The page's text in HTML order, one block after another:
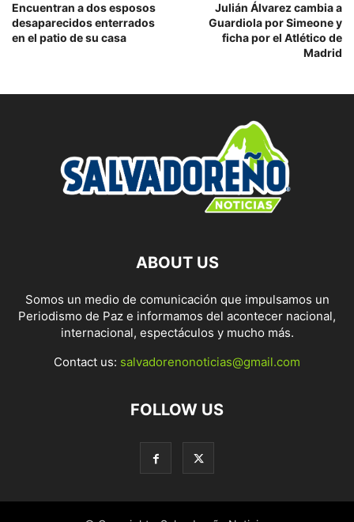
Encuentran a dos esposos
desaparecidos enterrados
en el patio de su casa
Julián Álvarez cambia a
Guardiola por Simeone y
ficha por el Atlético de
Madrid
ABOUT US
Somos un medio de comunicación que impulsamos un
Periodismo de Paz e informamos del acontecer nacional,
internacional, espectáculos y mucho más.
Contact us: salvadorenonoticias@gmail.com
FOLLOW US